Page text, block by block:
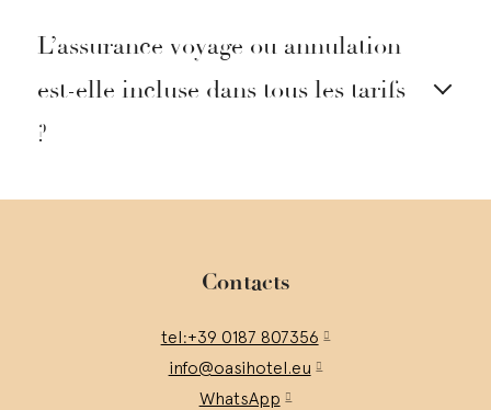
L’assurance voyage ou annulation
est-elle incluse dans tous les tarifs
?
Contacts
tel:+39 0187 807356
info@oasihotel.eu
WhatsApp